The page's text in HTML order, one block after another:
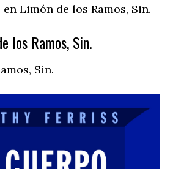
Limón de los Ramos, Sin.
los Ramos, Sin.